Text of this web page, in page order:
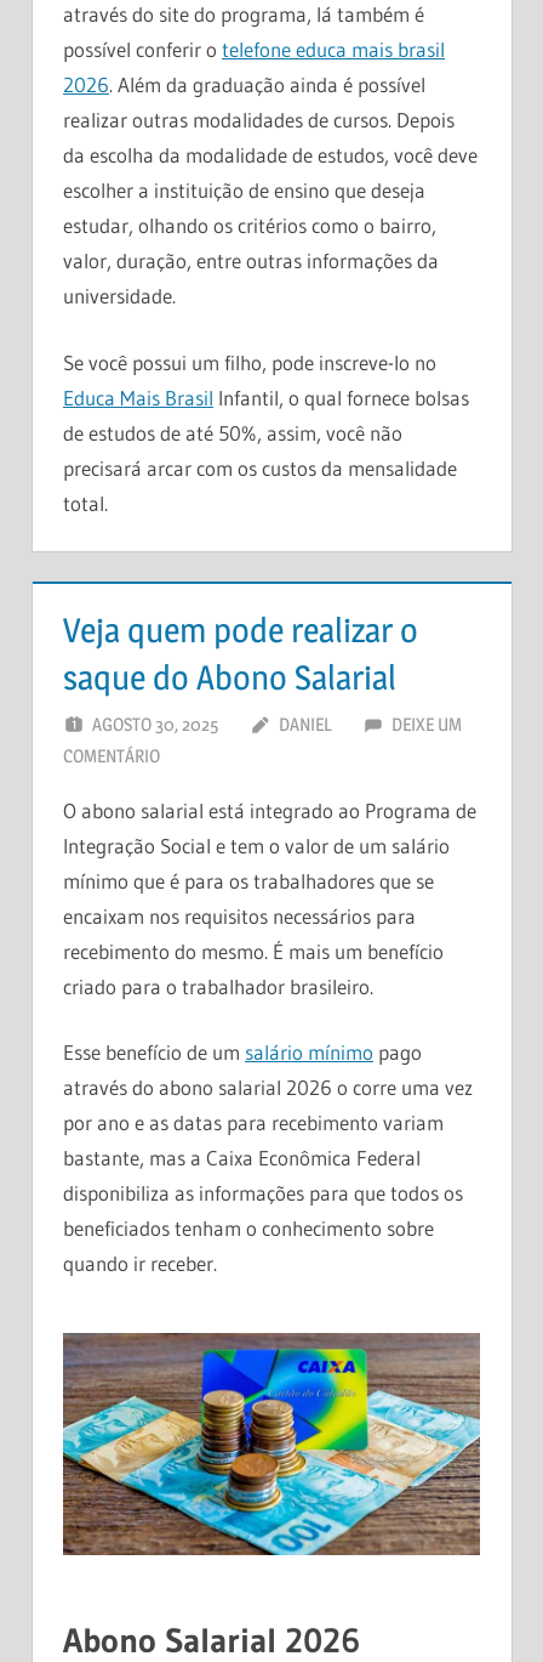
através do site do programa, lá também é
possível conferir o telefone educa mais brasil
2026. Além da graduação ainda é possível
realizar outras modalidades de cursos. Depois
da escolha da modalidade de estudos, você deve
escolher a instituição de ensino que deseja
estudar, olhando os critérios como o bairro,
valor, duração, entre outras informações da
universidade.
Se você possui um filho, pode inscreve-lo no
Educa Mais Brasil Infantil, o qual fornece bolsas
de estudos de até 50%, assim, você não
precisará arcar com os custos da mensalidade
total.
Veja quem pode realizar o
saque do Abono Salarial
AGOSTO 30, 2025 DANIEL
DEIXE UM
COMENTÁRIO
O abono salarial está integrado ao Programa de
Integração Social e tem o valor de um salário
mínimo que é para os trabalhadores que se
encaixam nos requisitos necessários para
recebimento do mesmo. É mais um benefício
criado para o trabalhador brasileiro.
Esse benefício de um salário mínimo pago
através do abono salarial 2026 o corre uma vez
por ano e as datas para recebimento variam
bastante, mas a Caixa Econômica Federal
disponibiliza as informações para que todos os
beneficiados tenham o conhecimento sobre
quando ir receber.
Abono Salarial 2026